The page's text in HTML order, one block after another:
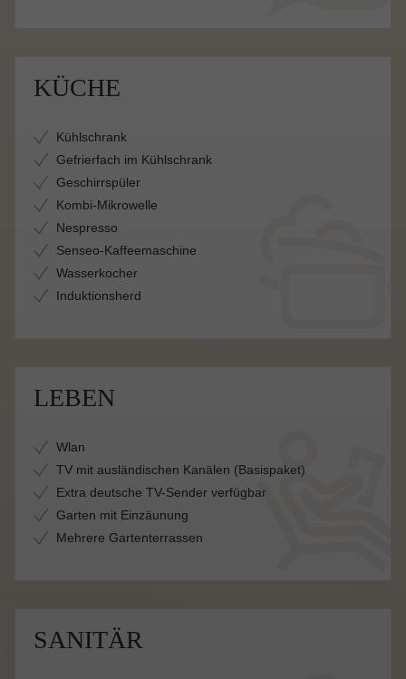
KÜCHE
Kühlschrank
Gefrierfach im Kühlschrank
Geschirrspüler
Kombi-Mikrowelle
Nespresso
Senseo-Kaffeemaschine
Wasserkocher
Induktionsherd
LEBEN
Wlan
TV mit ausländischen Kanälen (Basispaket)
Extra deutsche TV-Sender verfügbar
Garten mit Einzäunung
Mehrere Gartenterrassen
SANITÄR